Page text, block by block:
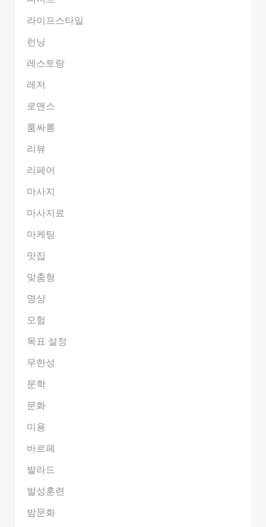
라이프스타일
런닝
레스토랑
레저
로맨스
룸싸롱
리뷰
리페어
마사지
마사지료
마케팅
맛집
맞춤형
명상
모험
목표 설정
무한성
문학
문화
미용
바르페
발라드
발성훈련
밤문화